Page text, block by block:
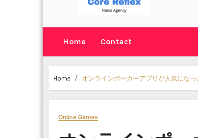
Home Contact
Home オンラインポーカーアプリが人気になっ
Online Games